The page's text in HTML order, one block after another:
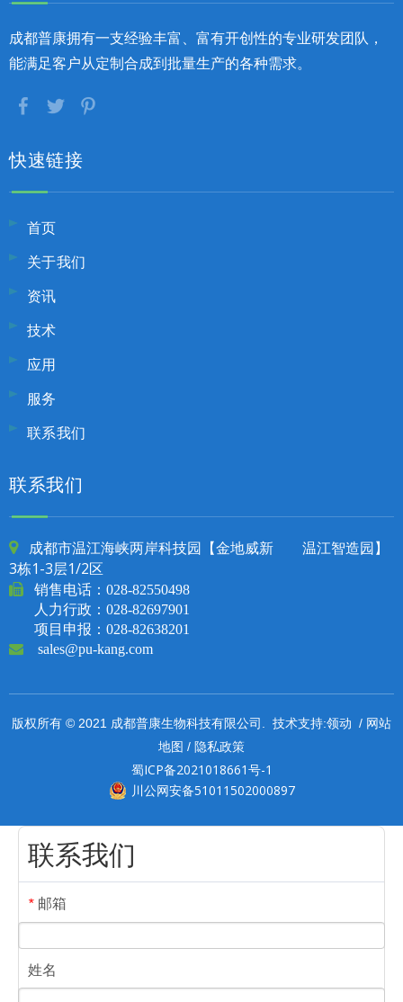
成都普康拥有一支经验丰富、富有开创性的专业研发团队，
能满足客户从定制合成到批量生产的各种需求。
快速链接
首页
关于我们
资讯
技术
应用
服务
联系我们
联系我们

成都市温江海峡两岸科技园【金地威新 温江智造园】
3栋1-3层1/2区
 销售电话： 028-82550498
人力行政：028-82697901
项目申报：028-82638201
 sales@pu-kang.com
版权所有 © 2021 成都普康生物科技有限公司. 技术支持:领动 / 网站
地图 / 隐私政策
蜀ICP备2021018661号-1
川公网安备51011502000897
联系我们
* 邮箱
姓名